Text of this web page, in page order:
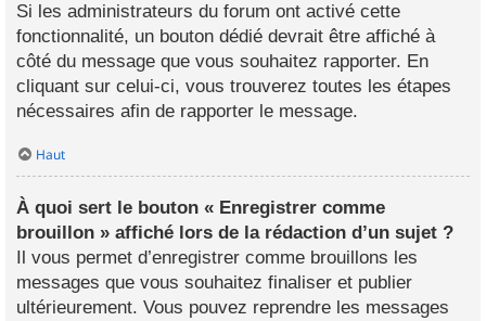
Si les administrateurs du forum ont activé cette
fonctionnalité, un bouton dédié devrait être affiché à
côté du message que vous souhaitez rapporter. En
cliquant sur celui-ci, vous trouverez toutes les étapes
nécessaires afin de rapporter le message.
Haut
À quoi sert le bouton « Enregistrer comme
brouillon » affiché lors de la rédaction d’un sujet ?
Il vous permet d’enregistrer comme brouillons les
messages que vous souhaitez finaliser et publier
ultérieurement. Vous pouvez reprendre les messages